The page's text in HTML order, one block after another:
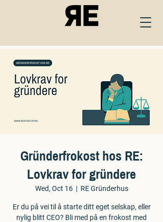
Gründerfrokost hos RE:
Lovkrav for gründere
Wed, Oct 16
  |
RE Gründerhus
Er du på vei til å starte ditt eget selskap, eller
nylig blitt CEO? Bli med på en frokost med